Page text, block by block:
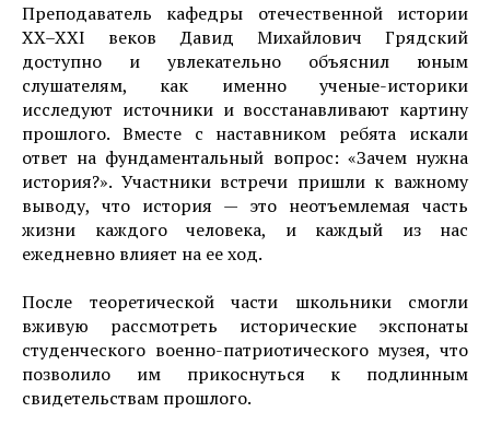
Преподаватель кафедры отечественной истории
XX–XXI веков Давид Михайлович Грядский
доступно и увлекательно объяснил юным
слушателям, как именно ученые-историки
исследуют источники и восстанавливают картину
прошлого. Вместе с наставником ребята искали
ответ на фундаментальный вопрос: «Зачем нужна
история?». Участники встречи пришли к важному
выводу, что история — это неотъемлемая часть
жизни каждого человека, и каждый из нас
ежедневно влияет на ее ход.
После теоретической части школьники смогли
вживую рассмотреть исторические экспонаты
студенческого военно-патриотического музея, что
позволило им прикоснуться к подлинным
свидетельствам прошлого.